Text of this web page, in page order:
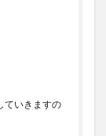
ていきますの